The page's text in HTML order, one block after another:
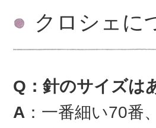
クロシェに
Q：針のサイズは
A ：一番細い70番